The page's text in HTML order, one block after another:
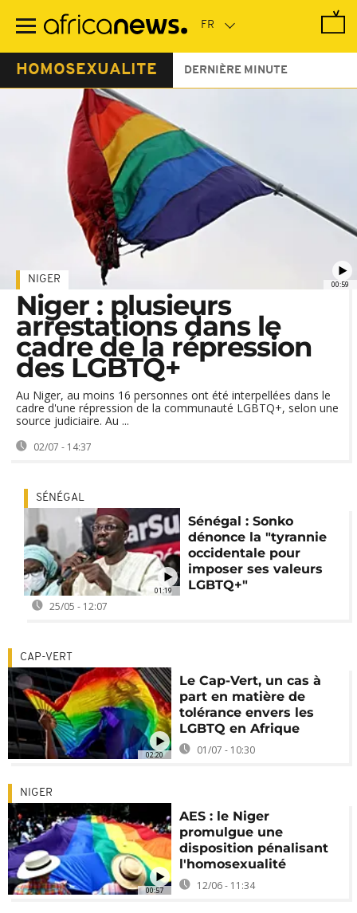
contenu
HOMOSEXUALITE DERNIÈRE MINUTE
00:59
NIGER
Niger : plusieurs
arrestations dans le
cadre de la répression
des LGBTQ+
Au Niger, au moins 16 personnes ont été interpellées dans le
cadre d'une répression de la communauté LGBTQ+, selon une
source judiciaire. Au ...
02/07 - 14:37
01:19
SÉNÉGAL
Sénégal : Sonko
dénonce la "tyrannie
occidentale pour
imposer ses valeurs
LGBTQ+"
25/05 - 12:07
02:20
CAP-VERT
Le Cap-Vert, un cas à
part en matière de
tolérance envers les
LGBTQ en Afrique
01/07 - 10:30
00:57
NIGER
AES : le Niger
promulgue une
disposition pénalisant
l'homosexualité
12/06 - 11:34